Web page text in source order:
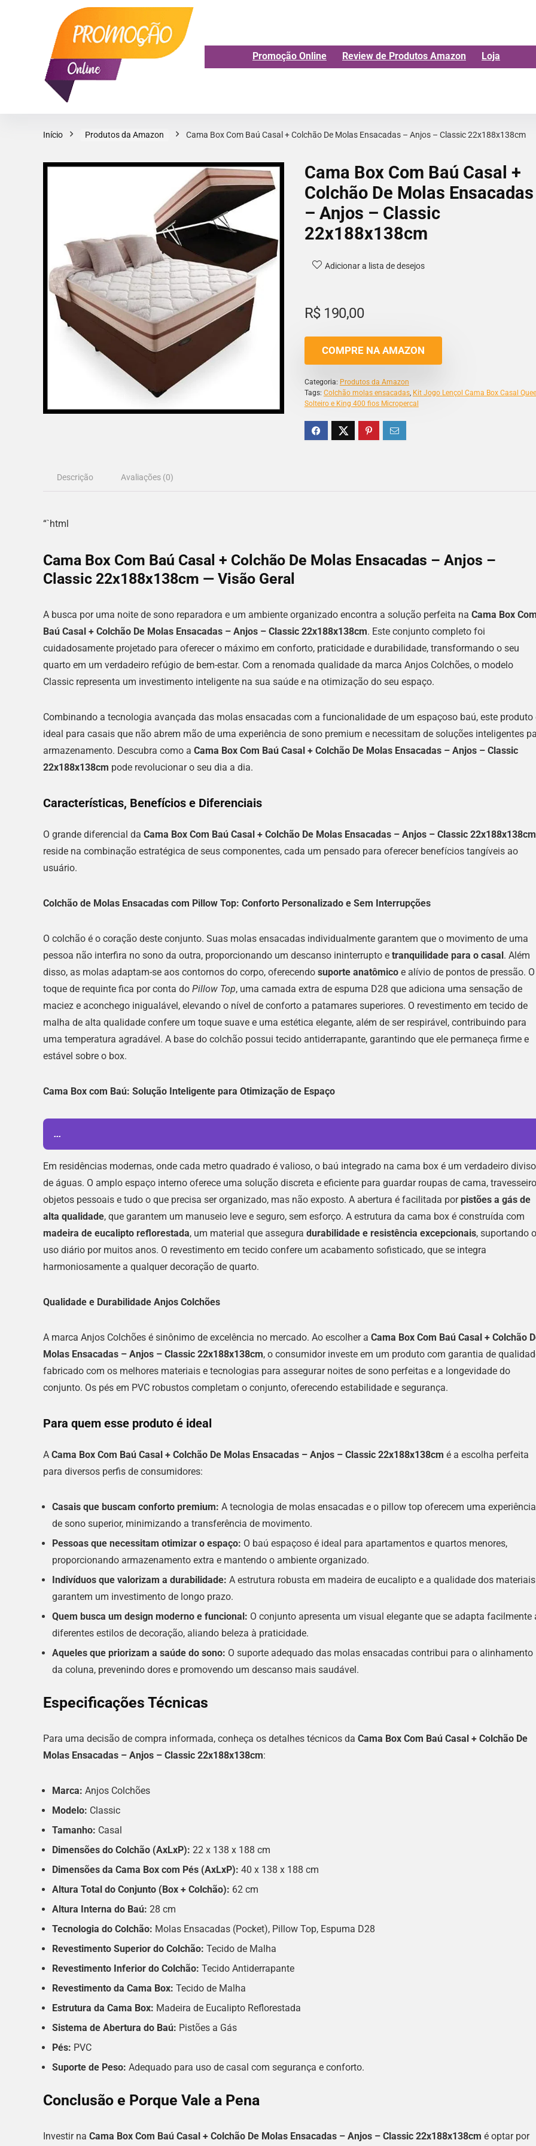
Promoção Online Review de Produtos Amazon Loja
Início Produtos da Amazon Cama Box Com Baú Casal + Colchão De Molas Ensacadas – Anjos – Classic 22x188x138cm
Cama Box Com Baú Casal +
Colchão De Molas Ensacadas
– Anjos – Classic
22x188x138cm
Adicionar a lista de desejos
R$190,00
COMPRE NA AMAZON
Categoria: Produtos da Amazon
Tags: Colchão molas ensacadas, Kit Jogo Lençol Cama Box Casal
Solteiro e King 400 fios Micropercal
Descrição Avaliações (0)
“`html
Cama Box Com Baú Casal + Colchão De Molas Ensacadas – Anjos –
Classic 22x188x138cm — Visão Geral
A busca por uma noite de sono reparadora e um ambiente organizado encontra a solução perfeita na Cama Box
Baú Casal + Colchão De Molas Ensacadas – Anjos – Classic 22x188x138cm. Este conjunto completo foi
cuidadosamente projetado para oferecer o máximo em conforto, praticidade e durabilidade, transformando o seu
quarto em um verdadeiro refúgio de bem-estar. Com a renomada qualidade da marca Anjos Colchões, o modelo
Classic representa um investimento inteligente na sua saúde e na otimização do seu espaço.
Combinando a tecnologia avançada das molas ensacadas com a funcionalidade de um espaçoso baú, este produto
ideal para casais que não abrem mão de uma experiência de sono premium e necessitam de soluções inteligentes
armazenamento. Descubra como a Cama Box Com Baú Casal + Colchão De Molas Ensacadas – Anjos – Classic
22x188x138cm pode revolucionar o seu dia a dia.
Características, Benefícios e Diferenciais
O grande diferencial da Cama Box Com Baú Casal + Colchão De Molas Ensacadas – Anjos – Classic 22x188x138cm
reside na combinação estratégica de seus componentes, cada um pensado para oferecer benefícios tangíveis ao
usuário.
Colchão de Molas Ensacadas com Pillow Top: Conforto Personalizado e Sem Interrupções
O colchão é o coração deste conjunto. Suas molas ensacadas individualmente garantem que o movimento de uma
pessoa não interfira no sono da outra, proporcionando um descanso ininterrupto e tranquilidade para o casal . Além
disso, as molas adaptam-se aos contornos do corpo, oferecendo suporte anatômico e alívio de pontos de pressão. O
toque de requinte fica por conta do Pillow Top, uma camada extra de espuma D28 que adiciona uma sensação de
maciez e aconchego inigualável, elevando o nível de conforto a patamares superiores. O revestimento em tecido de
malha de alta qualidade confere um toque suave e uma estética elegante, além de ser respirável, contribuindo para
uma temperatura agradável. A base do colchão possui tecido antiderrapante, garantindo que ele permaneça firme e
estável sobre o box.
Cama Box com Baú: Solução Inteligente para Otimização de Espaço
...
Em residências modernas, onde cada metro quadrado é valioso, o baú integrado na cama box é um verdadeiro
de águas. O amplo espaço interno oferece uma solução discreta e eficiente para guardar roupas de cama,
objetos pessoais e tudo o que precisa ser organizado, mas não exposto. A abertura é facilitada porpistões a gás de
alta qualidade, que garantem um manuseio leve e seguro, sem esforço. A estrutura da cama box é construída com
madeira de eucalipto reflorestada, um material que assegura durabilidade e resistência excepcionais, suportando o
uso diário por muitos anos. O revestimento em tecido confere um acabamento sofisticado, que se integra
harmoniosamente a qualquer decoração de quarto.
Qualidade e Durabilidade Anjos Colchões
A marca Anjos Colchões é sinônimo de excelência no mercado. Ao escolher a Cama Box Com Baú Casal + Colchão
Molas Ensacadas – Anjos – Classic 22x188x138cm, o consumidor investe em um produto com garantia de
fabricado com os melhores materiais e tecnologias para assegurar noites de sono perfeitas e a longevidade do
conjunto. Os pés em PVC robustos completam o conjunto, oferecendo estabilidade e segurança.
Para quem esse produto é ideal
A Cama Box Com Baú Casal + Colchão De Molas Ensacadas – Anjos – Classic 22x188x138cm é a escolha perfeita
para diversos perfis de consumidores:
Casais que buscam conforto premium: A tecnologia de molas ensacadas e o pillow top oferecem uma experiência
de sono superior, minimizando a transferência de movimento.
Pessoas que necessitam otimizar o espaço: O baú espaçoso é ideal para apartamentos e quartos menores,
proporcionando armazenamento extra e mantendo o ambiente organizado.
Indivíduos que valorizam a durabilidade: A estrutura robusta em madeira de eucalipto e a qualidade dos materiais
garantem um investimento de longo prazo.
Quem busca um design moderno e funcional: O conjunto apresenta um visual elegante que se adapta facilmente
diferentes estilos de decoração, aliando beleza à praticidade.
Aqueles que priorizam a saúde do sono: O suporte adequado das molas ensacadas contribui para o alinhamento
da coluna, prevenindo dores e promovendo um descanso mais saudável.
Especificações Técnicas
Para uma decisão de compra informada, conheça os detalhes técnicos da Cama Box Com Baú Casal + Colchão De
Molas Ensacadas – Anjos – Classic 22x188x138cm:
Marca: Anjos Colchões
Modelo: Classic
Tamanho: Casal
Dimensões do Colchão (AxLxP): 22 x 138 x 188 cm
Dimensões da Cama Box com Pés (AxLxP): 40 x 138 x 188 cm
Altura Total do Conjunto (Box + Colchão): 62 cm
Altura Interna do Baú: 28 cm
Tecnologia do Colchão: Molas Ensacadas (Pocket), Pillow Top, Espuma D28
Revestimento Superior do Colchão: Tecido de Malha
Revestimento Inferior do Colchão: Tecido Antiderrapante
Revestimento da Cama Box: Tecido de Malha
Estrutura da Cama Box: Madeira de Eucalipto Reflorestada
Sistema de Abertura do Baú: Pistões a Gás
Pés: PVC
Suporte de Peso: Adequado para uso de casal com segurança e conforto.
Conclusão e Porque Vale a Pena
Investir na Cama Box Com Baú Casal + Colchão De Molas Ensacadas – Anjos – Classic 22x188x138cm é optar por